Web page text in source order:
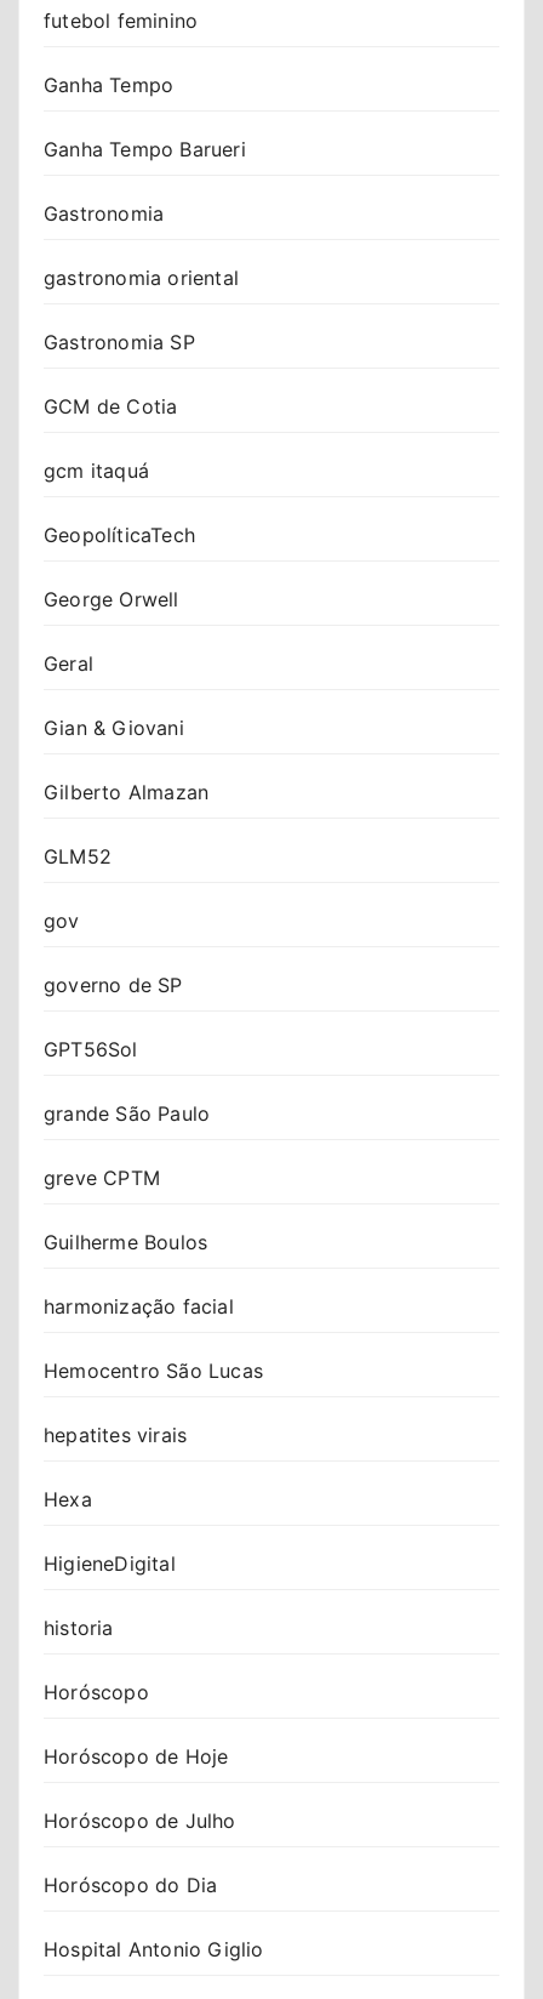
futebol feminino
Ganha Tempo
Ganha Tempo Barueri
Gastronomia
gastronomia oriental
Gastronomia SP
GCM de Cotia
gcm itaquá
GeopolíticaTech
George Orwell
Geral
Gian & Giovani
Gilberto Almazan
GLM52
gov
governo de SP
GPT56Sol
grande São Paulo
greve CPTM
Guilherme Boulos
harmonização facial
Hemocentro São Lucas
hepatites virais
Hexa
HigieneDigital
historia
Horóscopo
Horóscopo de Hoje
Horóscopo de Julho
Horóscopo do Dia
Hospital Antonio Giglio